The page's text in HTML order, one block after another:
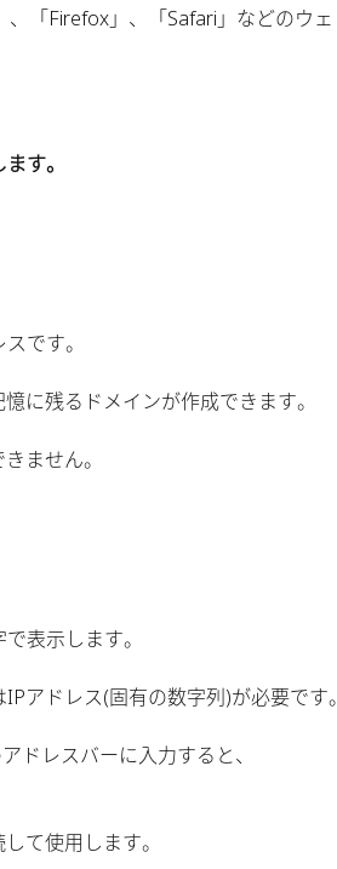
「Firefox」、「Safari」などのウェ
す。
です。
に残るドメインが作成できます。
ません。
表示します。
アドレス(固有の数字列)が必要です。
ドレスバーに入力すると、
て使用します。